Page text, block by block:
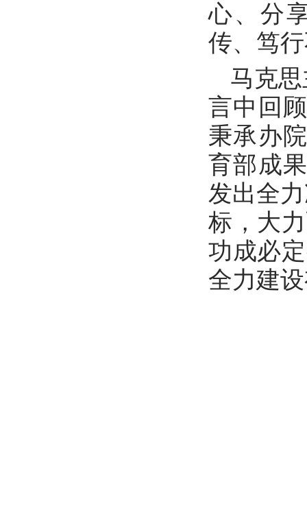
心、分
传、笃
马克
言中回
秉承办
育部成
发出全
标，大
功成必
全力建